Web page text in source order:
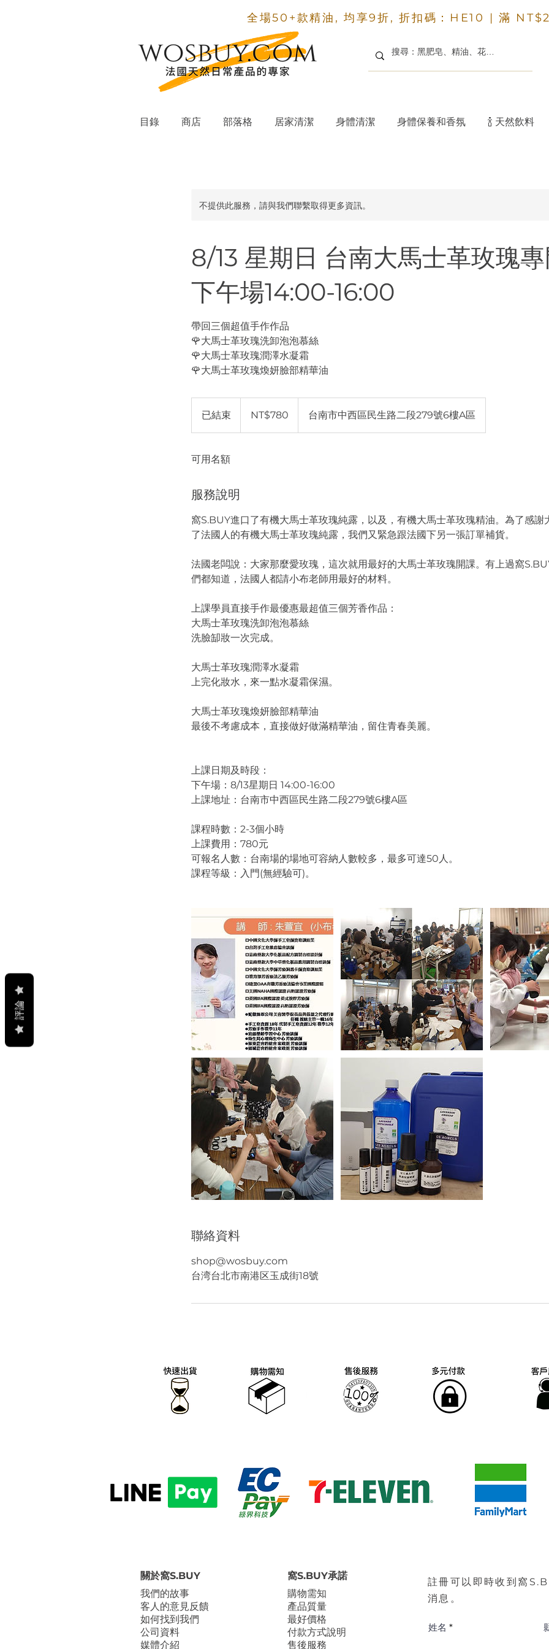
全場50+款精油, 均享9折, 折扣碼：HE10 | 滿
目錄 商店 部落格 居家清潔 身體清潔 身體保養和香氛 🍾 天然飲料
不提供此服務，請與我們聯繫取得更多資訊。
8/13 星期日 台南大馬士革玫瑰專
下午場14:00-16:00
帶回三個超值手作作品
🌹大馬士革玫瑰洗卸泡泡慕絲
🌹大馬士革玫瑰潤澤水凝霜
🌹大馬士革玫瑰煥妍臉部精華油
已結束 NT$780 台南市中西區民生路二段279號6樓A區
可用名額
服務說明
窩S.BUY進口了有機大馬士革玫瑰純露，以及，有機大馬士革玫瑰精油。為了感謝
了法國人的有機大馬士革玫瑰純露，我們又緊急跟法國下另一張訂單補貨。
法國老闆說：大家那麼愛玫瑰，這次就用最好的大馬士革玫瑰開課。有上過窩
們都知道，法國人都請小布老師用最好的材料。
上課學員直接手作最優惠最超值三個芳香作品：
大馬士革玫瑰洗卸泡泡慕絲
洗臉缷妝一次完成。
大馬士革玫瑰潤澤水凝霜
上完化妝水，來一點水凝霜保濕。
大馬士革玫瑰煥妍臉部精華油
最後不考慮成本，直接做好做滿精華油，留住青春美麗。
上課日期及時段：
下午場：8/13星期日 14:00-16:00
上課地址：台南市中西區民生路二段279號6樓A區
課程時數：2-3個小時
上課費用：780元
可報名人數：台南場的場地可容納人數較多，最多可達50人。
課程等級：入門(無經驗可)。
聯絡資料
shop@wosbuy.com
台湾台北市南港区玉成街18號
關於窩S.BUY
我們的故事
客人的意見反饋
如何找到我們
公司資料
媒體介紹
窩S.BUY承諾
​購物需知
產品質量
最好價格
付款方式說明
售後服務
註冊可以即時收到窩
消息。
姓名
評論